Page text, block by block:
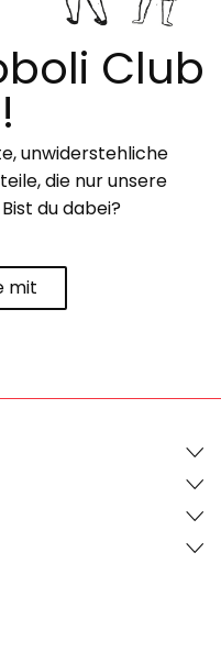
Club
unwiderstehliche
die nur unsere
du dabei?
mit